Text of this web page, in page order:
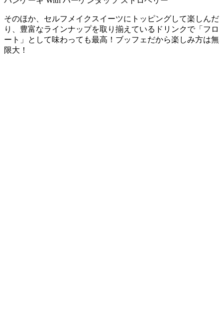
そのほか、セルフメイクスイーツにトッピングして楽しんだ
り、豊富なラインナップを取り揃えているドリンクで「フロ
ート」として味わっても最高！ブッフェだから楽しみ方は無
限大！